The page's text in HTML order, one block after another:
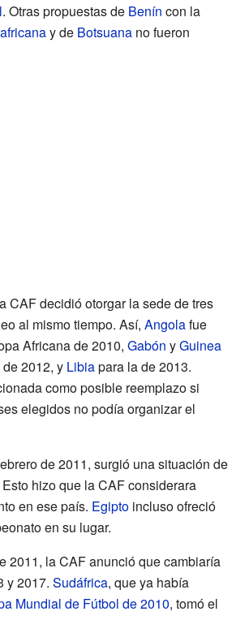
. Otras propuestas de Benín con la
y de Botsuana no fueron
CAF decidió otorgar la sede de tres
al mismo tiempo. Así, Angolafue
Africana de 2010, Gabón yGuinea
2012, y Libiapara la de 2013.
como posible reemplazo si
elegidos no podía organizar el
de 2011, surgió una situación de
hizo que la CAF considerara
en ese país. Egipto incluso ofreció
en su lugar.
2011, la CAF anunció que cambiaría
y 2017. Sudáfrica, que ya había
Mundial de Fútbol de 2010, tomó el